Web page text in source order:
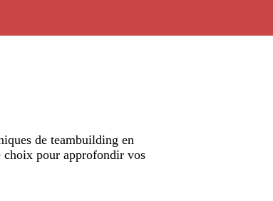
de teambuilding en
choix pour approfondir vos